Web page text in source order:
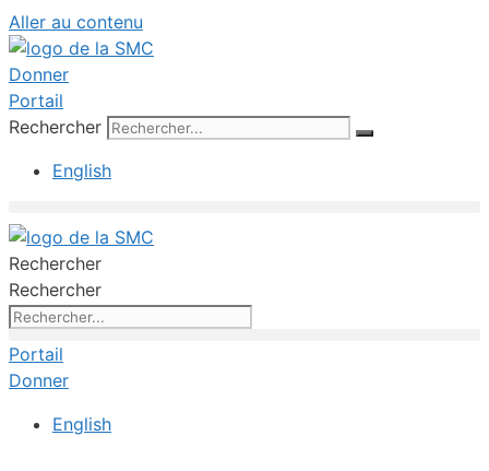
Aller au contenu
Donner
Portail
Rechercher
English
Rechercher
Rechercher
Portail
Donner
English